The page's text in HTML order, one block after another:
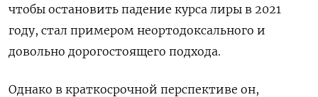
чтобы остановить падение курса лиры в 2021
году, стал примером неортодоксального и
довольно дорогостоящего подхода.
Однако в краткосрочной перспективе он,